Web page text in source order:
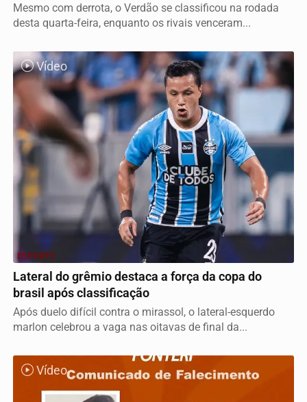
Mesmo com derrota, o Verdão se classificou na rodada
desta quarta-feira, enquanto os rivais venceram...
Vídeo
ESPORTE
Lateral do grêmio destaca a força da copa do
brasil após classificação
Após duelo difícil contra o mirassol, o lateral-esquerdo
marlon celebrou a vaga nas oitavas de final da...
Vídeo